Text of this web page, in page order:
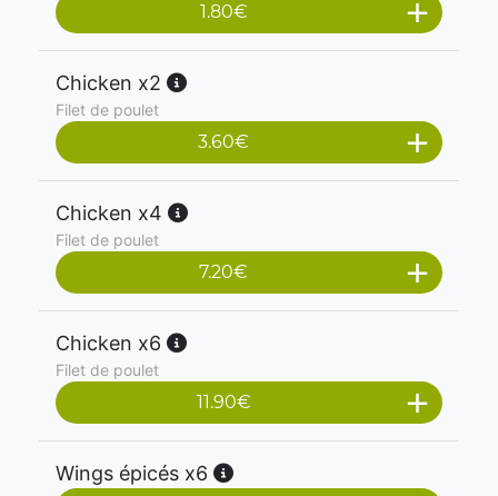
1.80€
Chicken x2
Filet de poulet
3.60€
Chicken x4
Filet de poulet
7.20€
Chicken x6
Filet de poulet
11.90€
Wings épicés x6